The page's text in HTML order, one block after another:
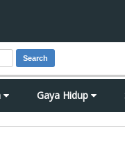
Search
Gaya Hidup